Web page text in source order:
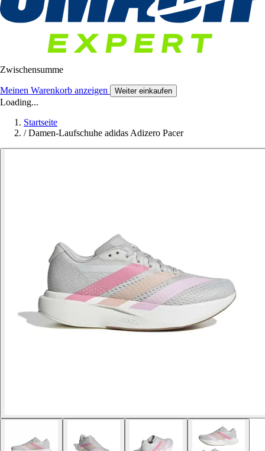
Zwischensumme
Meinen Warenkorb anzeigen Weiter einkaufen
Loading...
Startseite
/ Damen-Laufschuhe adidas Adizero Pacer